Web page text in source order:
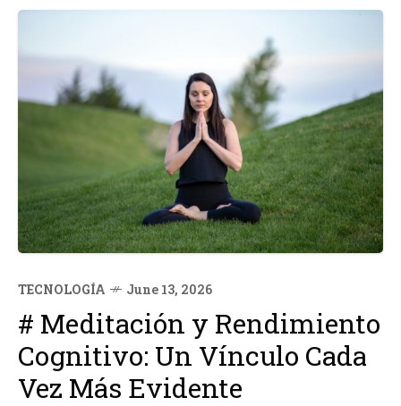
TECNOLOGÍA June 13, 2026
# Meditación y Rendimiento
Cognitivo: Un Vínculo Cada
Vez Más Evidente